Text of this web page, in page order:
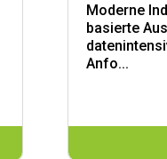
Moderne
basierte
Anfo...